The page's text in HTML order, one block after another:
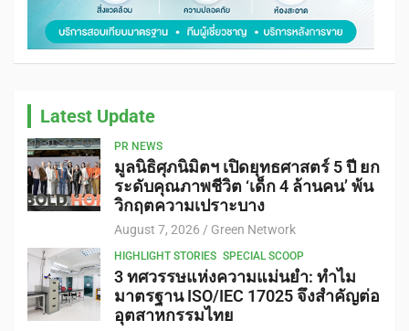
Latest Update
PR NEWS
มูลนิธิศุภนิมิตฯ เปิดยุทธศาสตร์ 5 ปี ยก
ระดับคุณภาพชีวิต ‘เด็ก 4 ล้านคน’ พ้น
วิกฤตความเปราะบาง
August 7, 2026 Green Network
HIGHLIGHT STORIES SPECIAL SCOOP
3 ทศวรรษแห่งความแม่นยำ: ทำไม
มาตรฐาน ISO/IEC 17025 จึงสำคัญต่อ
อุตสาหกรรมไทย